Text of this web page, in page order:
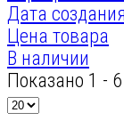
Дата создания
Цена товара
В наличии
Показано 1 -